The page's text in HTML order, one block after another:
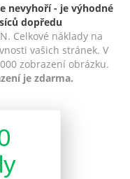
nevyhoří - je výhodné
dopředu
Celkové náklady na
vašich stránek. V
zobrazení obrázku.
je zdarma.